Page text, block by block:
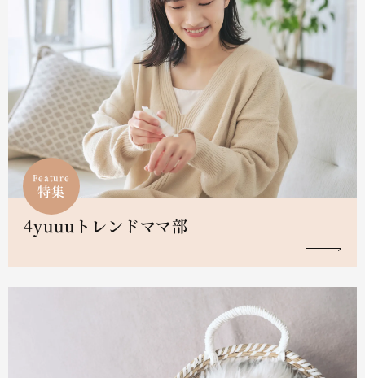
Feature
特集
4yuuuトレンドママ部